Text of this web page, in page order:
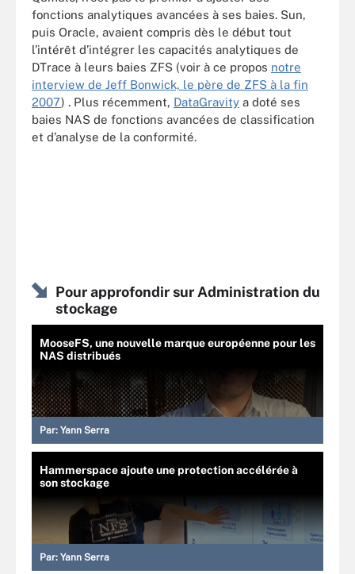
fonctions analytiques avancées à ses baies. Sun,
puis Oracle, avaient compris dès le début tout
l’intérêt d’intégrer les capacités analytiques de
DTrace à leurs baies ZFS (voir à ce propos notre
interview de Jeff Bonwick, le père de ZFS à la fin
2007) . Plus récemment, DataGravity a doté ses
baies NAS de fonctions avancées de classification
et d’analyse de la conformité.
Pour approfondir sur Administration du
stockage
MooseFS, une nouvelle marque européenne pour les
NAS distribués
Par: Yann Serra
Hammerspace ajoute une protection accélérée à
son stockage
Par: Yann Serra